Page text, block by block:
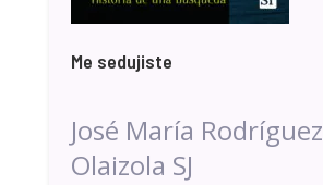
Me sedujiste
José María Rodríguez
Olaizola SJ